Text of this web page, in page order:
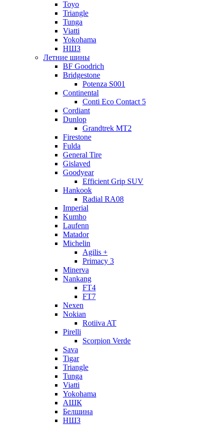
Toyo
Triangle
Tunga
Viatti
Yokohama
НШЗ
Летние шины
BF Goodrich
Bridgestone
Potenza S001
Continental
Conti Eco Contact 5
Cordiant
Dunlop
Grandtrek MT2
Firestone
Fulda
General Tire
Gislaved
Goodyear
Efficient Grip SUV
Hankook
Radial RA08
Imperial
Kumho
Laufenn
Matador
Michelin
Agilis +
Primacy 3
Minerva
Nankang
FT4
FT7
Nexen
Nokian
Rotiiva AT
Pirelli
Scorpion Verde
Sava
Tigar
Triangle
Tunga
Viatti
Yokohama
АШК
Белшина
НШЗ